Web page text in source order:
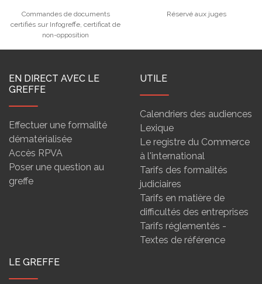
Commandes de documents
certifiés sur Infogreffe, certificat de
non-opposition
Réservé aux juges
EN DIRECT AVEC LE
GREFFE
Effectuer une formalité
dématérialisée
Accès RPVA
Poser une question au
greffe
UTILE
Calendriers des audiences
Lexique
Le registre du Commerce
à l'international
Tarifs des formalités
judiciaires
Tarifs en matière de
difficultés des entreprises
Tarifs réglementés -
Textes de référence
LE GREFFE